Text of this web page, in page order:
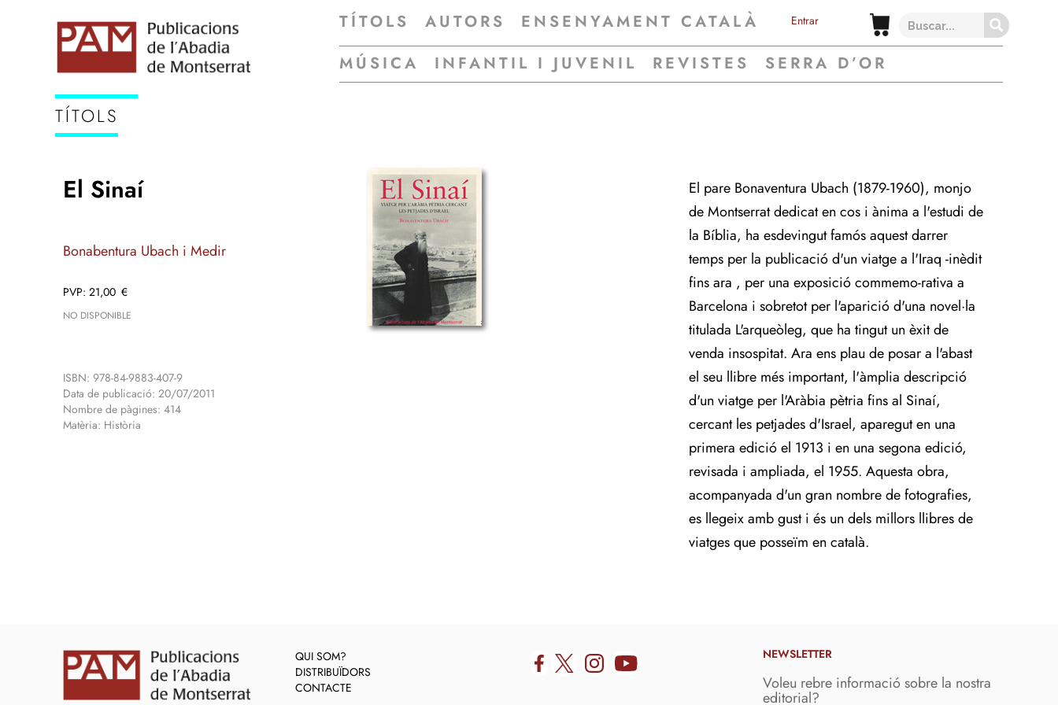
TÍTOLS AUTORS ENSENYAMENT CATALÀ Entrar
MÚSICA INFANTIL I JUVENIL REVISTES SERRA D’OR
TÍTOLS
El Sinaí
Bonabentura Ubach i Medir
21,00 €
NO DISPONIBLE
ISBN: 978-84-9883-407-9
Data de publicació: 20/07/2011
Nombre de pàgines: 414
Matèria: Història
El pare Bonaventura Ubach (1879-1960), monjo
de Montserrat dedicat en cos i ànima a l'estudi de
la Bíblia, ha esdevingut famós aquest darrer
temps per la publicació d'un viatge a l'Iraq -inèdit
fins ara , per una exposició commemo-rativa a
Barcelona i sobretot per l'aparició d'una novel·la
titulada L'arqueòleg, que ha tingut un èxit de
venda insospitat. Ara ens plau de posar a l'abast
el seu llibre més important, l'àmplia descripció
d'un viatge per l'Aràbia pètria fins al Sinaí,
cercant les petjades d'Israel, aparegut en una
primera edició el 1913 i en una segona edició,
revisada i ampliada, el 1955. Aquesta obra,
acompanyada d'un gran nombre de fotografies,
es llegeix amb gust i és un dels millors llibres de
viatges que posseïm en català.
QUI SOM?
DISTRIBUÏDORS
CONTACTE
NEWSLETTER
Voleu rebre informació sobre la nostra
editorial?